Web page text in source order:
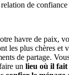
de confiance
havre de paix,
les plus chères et
de partage.
un lieu où il